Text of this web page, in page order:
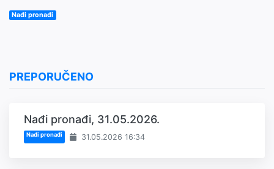
Nađi pronađi
PREPORUČENO
Nađi pronađi, 31.05.2026.
Nađi pronađi 31.05.2026 16:34